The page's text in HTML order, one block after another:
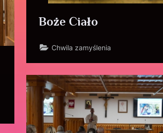
Boże Ciało
Chwila zamyślenia